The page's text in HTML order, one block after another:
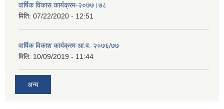
वार्षिक विकास कार्यक्रम-२०७७।७८
मिति: 07/22/2020 - 12:51
वार्षिक विकाश कार्यक्रम आ.व. २०७६/७७
मिति: 10/09/2019 - 11:44
अन्य